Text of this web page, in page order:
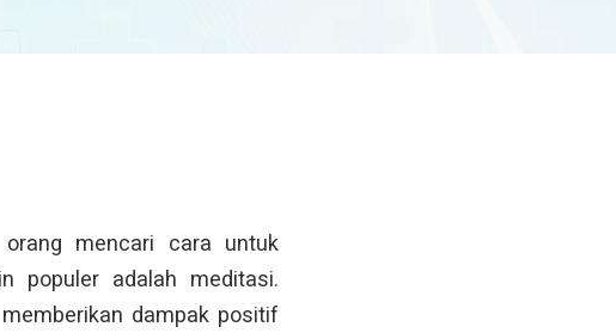
mencari cara untuk
populer adalah meditasi.
dampak positif